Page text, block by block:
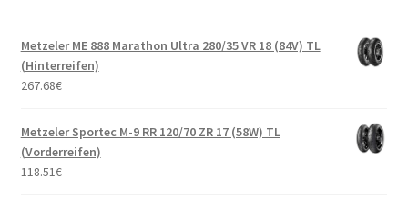
Metzeler ME 888 Marathon Ultra 280/35 VR 18 (84V) TL
(Hinterreifen)
267.68€
Metzeler Sportec M-9 RR 120/70 ZR 17 (58W) TL
(Vorderreifen)
118.51€